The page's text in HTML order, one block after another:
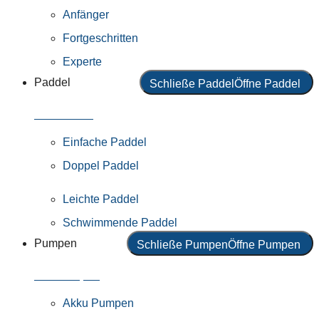
Anfänger
Fortgeschritten
Experte
Paddel
Schließe Paddel Öffne Paddel
Einfache Paddel
Doppel Paddel
Leichte Paddel
Schwimmende Paddel
Pumpen
Schließe PumpenÖffne Pumpen
Akku Pumpen